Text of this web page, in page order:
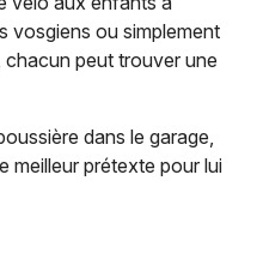
vosgiens ou simplement
peut trouver une
dans le garage,
meilleur prétexte pour lui